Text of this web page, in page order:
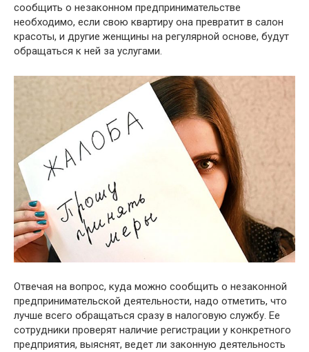
сообщить о незаконном предпринимательстве
необходимо, если свою квартиру она превратит в салон
красоты, и другие женщины на регулярной основе, будут
обращаться к ней за услугами.
Отвечая на вопрос, куда можно сообщить о незаконной
предпринимательской деятельности, надо отметить, что
лучше всего обращаться сразу в налоговую службу. Ее
сотрудники проверят наличие регистрации у конкретного
предприятия, выяснят, ведет ли законную деятельность